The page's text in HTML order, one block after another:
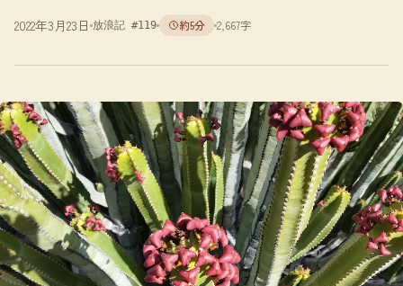
2022年3月23日 放浪記 #119 約5分 2,667字